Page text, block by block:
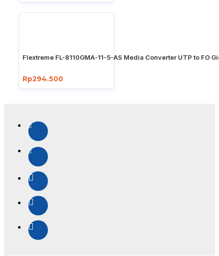
Flextreme FL-8110GMA-11-5-AS Media Converter UTP to FO
Rp294.500